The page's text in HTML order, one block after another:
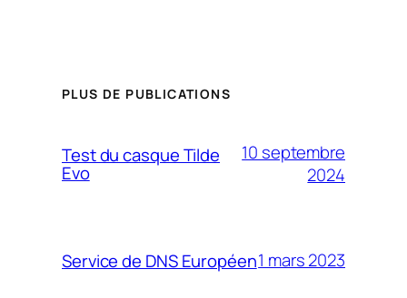
PLUS DE PUBLICATIONS
Test du casque Tilde
Evo
10 septembre
2024
Service de DNS Européen1 mars 2023